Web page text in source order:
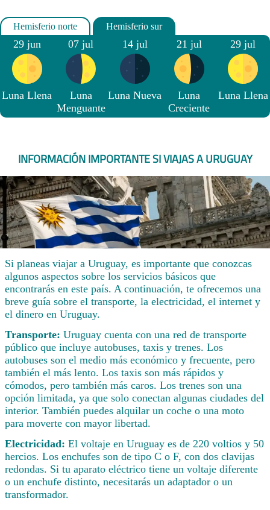
29 jun
Luna Llena
07 jul
Luna
Menguante
14 jul
Luna Nueva
21 jul
Luna
Creciente
29 jul
Luna Llena
INFORMACIÓN IMPORTANTE SI VIAJAS A URUGUAY
Si planeas viajar a Uruguay, es importante que conozcas
algunos aspectos sobre los servicios básicos que
encontrarás en este país. A continuación, te ofrecemos una
breve guía sobre el transporte, la electricidad, el internet y
el dinero en Uruguay.
Transporte: Uruguay cuenta con una red de transporte
público que incluye autobuses, taxis y trenes. Los
autobuses son el medio más económico y frecuente, pero
también el más lento. Los taxis son más rápidos y
cómodos, pero también más caros. Los trenes son una
opción limitada, ya que solo conectan algunas ciudades del
interior. También puedes alquilar un coche o una moto
para moverte con mayor libertad.
Electricidad: El voltaje en Uruguay es de 220 voltios y 50
hercios. Los enchufes son de tipo C o F, con dos clavijas
redondas. Si tu aparato eléctrico tiene un voltaje diferente
o un enchufe distinto, necesitarás un adaptador o un
transformador.